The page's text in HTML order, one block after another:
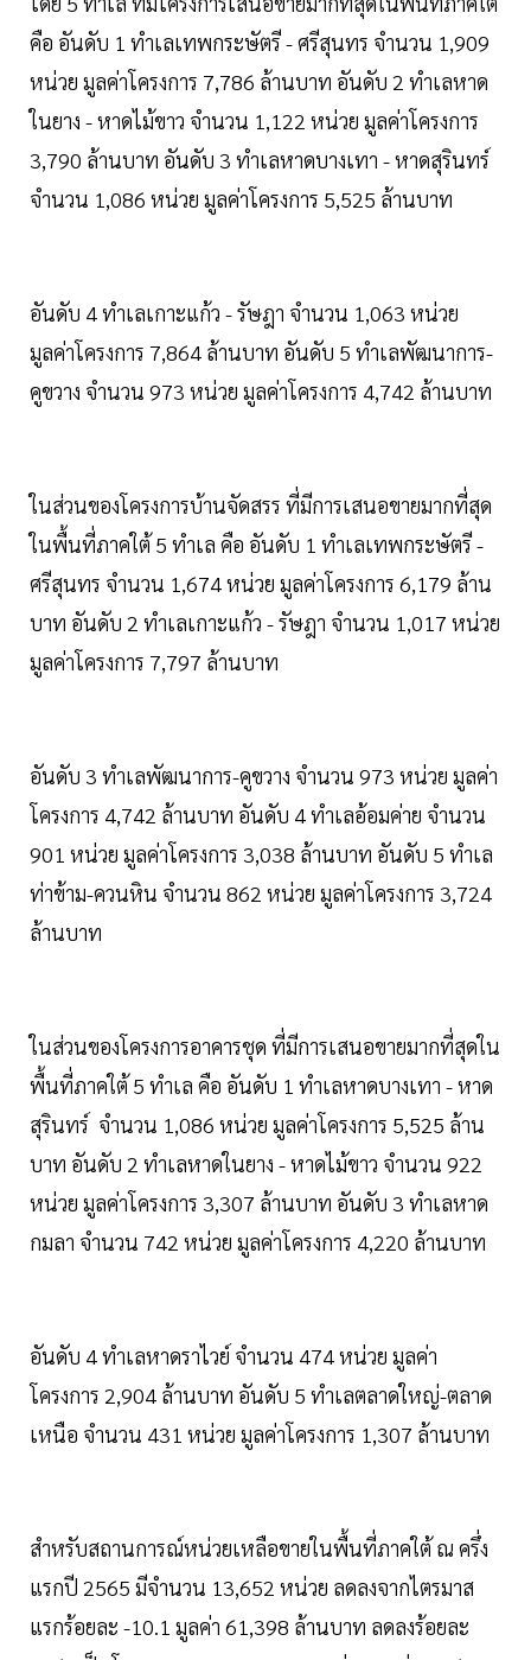
คือ อันดับ 1 ทำเลเทพกระษัตรี - ศรีสุนทร จำนวน 1,909
หน่วย มูลค่าโครงการ 7,786 ล้านบาท อันดับ 2 ทำเลหาด
ในยาง - หาดไม้ขาว จำนวน 1,122 หน่วย มูลค่าโครงการ
3,790 ล้านบาท อันดับ 3 ทำเลหาดบางเทา - หาดสุรินทร์
จำนวน 1,086 หน่วย มูลค่าโครงการ 5,525 ล้านบาท
อันดับ 4 ทำเลเกาะแก้ว - รัษฎา จำนวน 1,063 หน่วย
มูลค่าโครงการ 7,864 ล้านบาท อันดับ 5 ทำเลพัฒนาการ-
คูขวาง จำนวน 973 หน่วย มูลค่าโครงการ 4,742 ล้านบาท
ในส่วนของโครงการบ้านจัดสรร ที่มีการเสนอขายมากที่สุด
ในพื้นที่ภาคใต้ 5 ทำเล คือ อันดับ 1 ทำเลเทพกระษัตรี -
ศรีสุนทร จำนวน 1,674 หน่วย มูลค่าโครงการ 6,179 ล้าน
บาท อันดับ 2 ทำเลเกาะแก้ว - รัษฎา จำนวน 1,017 หน่วย
มูลค่าโครงการ 7,797 ล้านบาท
อันดับ 3 ทำเลพัฒนาการ-คูขวาง จำนวน 973 หน่วย มูลค่า
โครงการ 4,742 ล้านบาท อันดับ 4 ทำเลอ้อมค่าย จำนวน
901 หน่วย มูลค่าโครงการ 3,038 ล้านบาท อันดับ 5 ทำเล
ท่าข้าม-ควนหิน จำนวน 862 หน่วย มูลค่าโครงการ 3,724
ล้านบาท
ในส่วนของโครงการอาคารชุด ที่มีการเสนอขายมากที่สุดใน
พื้นที่ภาคใต้ 5 ทำเล คือ อันดับ 1 ทำเลหาดบางเทา - หาด
สุรินทร์ จำนวน 1,086 หน่วย มูลค่าโครงการ 5,525 ล้าน
บาท อันดับ 2 ทำเลหาดในยาง - หาดไม้ขาว จำนวน 922
หน่วย มูลค่าโครงการ 3,307 ล้านบาท อันดับ 3 ทำเลหาด
กมลา จำนวน 742 หน่วย มูลค่าโครงการ 4,220 ล้านบาท
อันดับ 4 ทำเลหาดราไวย์ จำนวน 474 หน่วย มูลค่า
โครงการ 2,904 ล้านบาท อันดับ 5 ทำเลตลาดใหญ่-ตลาด
เหนือ จำนวน 431 หน่วย มูลค่าโครงการ 1,307 ล้านบาท
สำหรับสถานการณ์หน่วยเหลือขายในพื้นที่ภาคใต้ ณ ครึ่ง
แรกปี 2565 มีจำนวน 13,652 หน่วย ลดลงจากไตรมาส
แรกร้อยละ -10.1 มูลค่า 61,398 ล้านบาท ลดลงร้อยละ